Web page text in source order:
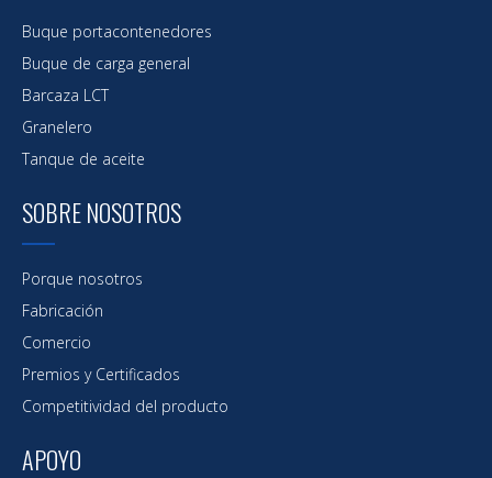
Buque portacontenedores
Buque de carga general
Barcaza LCT
Granelero
Tanque de aceite
SOBRE NOSOTROS
Porque nosotros
Fabricación
Comercio
Premios y Certificados
Competitividad del producto
APOYO